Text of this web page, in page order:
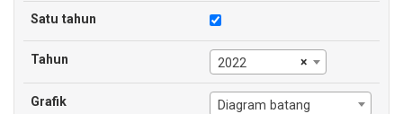
Satu tahun
Tahun ×
2022
Grafik Diagram batang